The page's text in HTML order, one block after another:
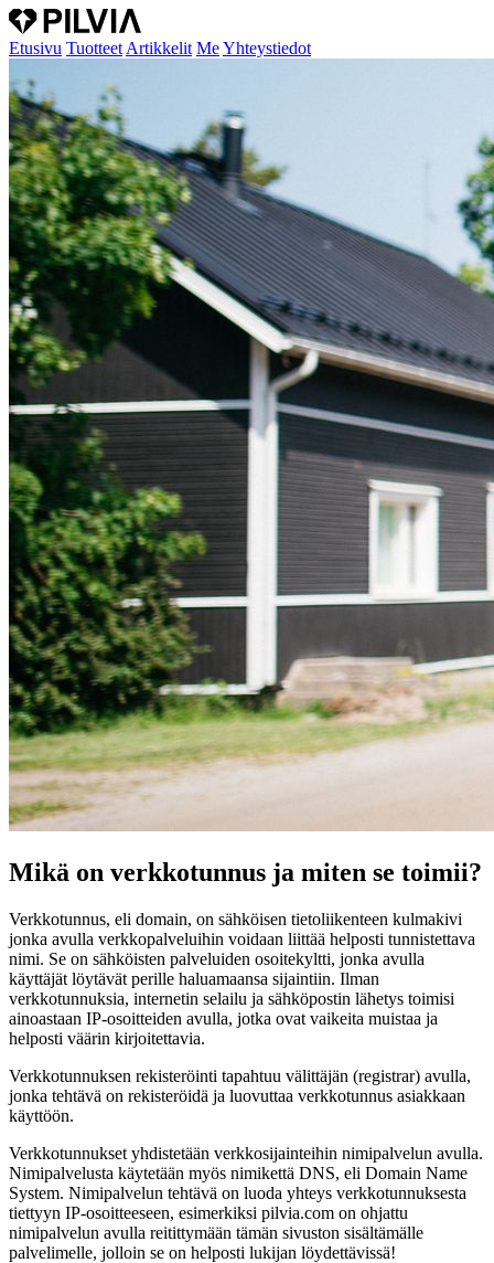
Etusivu Tuotteet Artikkelit MeYhteystiedot
Mikä on verkkotunnus ja miten se toimii?
Verkkotunnus, eli domain, on sähköisen tietoliikenteen kulmakivi
jonka avulla verkkopalveluihin voidaan liittää helposti tunnistettava
nimi. Se on sähköisten palveluiden osoitekyltti, jonka avulla
käyttäjät löytävät perille haluamaansa sijaintiin. Ilman
verkkotunnuksia, internetin selailu ja sähköpostin lähetys toimisi
ainoastaan IP-osoitteiden avulla, jotka ovat vaikeita muistaa ja
helposti väärin kirjoitettavia.
Verkkotunnuksen rekisteröinti tapahtuu välittäjän (registrar) avulla,
jonka tehtävä on rekisteröidä ja luovuttaa verkkotunnus asiakkaan
käyttöön.
Verkkotunnukset yhdistetään verkkosijainteihin nimipalvelun avulla.
Nimipalvelusta käytetään myös nimikettä DNS, eli Domain Name
System. Nimipalvelun tehtävä on luoda yhteys verkkotunnuksesta
tiettyyn IP-osoitteeseen, esimerkiksi pilvia.com on ohjattu
nimipalvelun avulla reitittymään tämän sivuston sisältämälle
palvelimelle, jolloin se on helposti lukijan löydettävissä!